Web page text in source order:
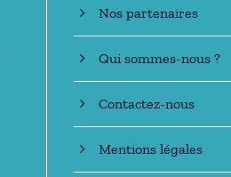
Nos partenaires
Qui sommes-nous ?
Contactez-nous
Mentions légales